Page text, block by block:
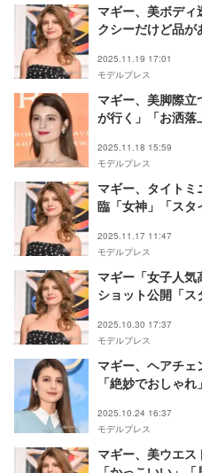
マギー、美ボデ
クシーだけど品
2025.11.19 17:01
モデルプレス
マギー、美脚際立
が行く」「お洒落
2025.11.18 15:59
モデルプレス
マギー、タイト
臨「女神」「スタ
2025.11.17 11:47
モデルプレス
マギー「女子人
ショット公開「
2025.10.30 17:37
モデルプレス
マギー、ヘアチェ
「絶妙でおしゃれ」
2025.10.24 16:37
モデルプレス
マギー、美ウエ